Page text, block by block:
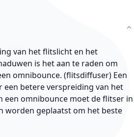
van het flitslicht en het
is het aan te raden om
omnibounce. (flitsdiffuser) Een
betere verspreiding van het
een omnibounce moet de flitser in
worden geplaatst om het beste